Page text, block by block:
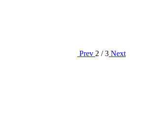
Prev 2 / 3 Next